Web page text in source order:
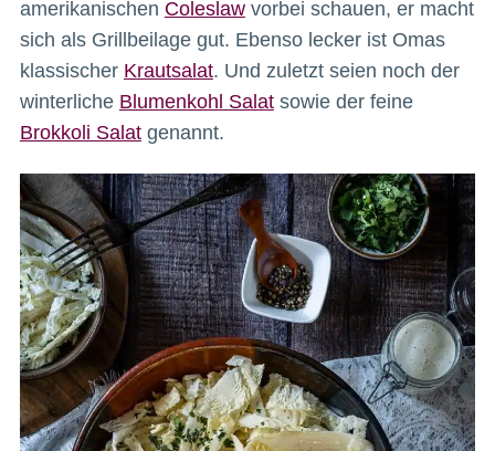
amerikanischen Coleslawvorbei schauen, er macht
sich als Grillbeilage gut. Ebenso lecker ist Omas
klassischer Krautsalat. Und zuletzt seien noch der
winterliche Blumenkohl Salatsowie der feine
Brokkoli Salatgenannt.